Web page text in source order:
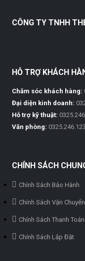
CÔNG TY TNHH
HỖ TRỢ KHÁCH
Chăm sóc khách hàng:
Đại diện kinh doanh:
Hỗ trợ kỹ thuật:
Văn phòng: 0325.246.123
CHÍNH SÁCH
Chính Sách Bảo Hành
Chính Sách Vận Chuyển
Chính Sách Thanh Toán
Chính Sách Lắp Đặt